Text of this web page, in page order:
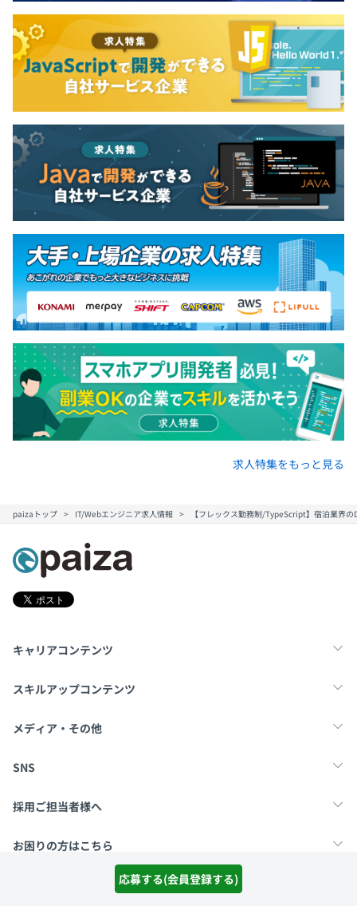
応募する(会員登録する)
求人特集をもっと見る
paizaトップ IT/Webエンジニア求人情報 【フレックス勤務制/TypeScript】宿泊業界
キャリアコンテンツ
転職・キャリア
スキルアップコンテンツ
学習
メディア・その他
Tech Team Journal
SNS
X
採用ご担当者様へ
採用・教育をお考えの企業様へ
お困りの方はこちら
お問い合わせ・FAQ